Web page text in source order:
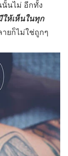
นั้นไม่ อีกทั้ง
ห้เห็นในทุก
ยก็ไม่ใช่ถูกๆ